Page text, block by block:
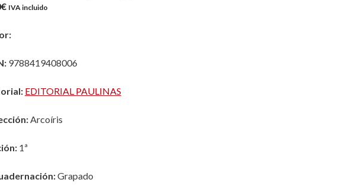
€ IVA incluido
9788419408006
EDITORIAL PAULINAS
Arcoíris
1ª
Grapado